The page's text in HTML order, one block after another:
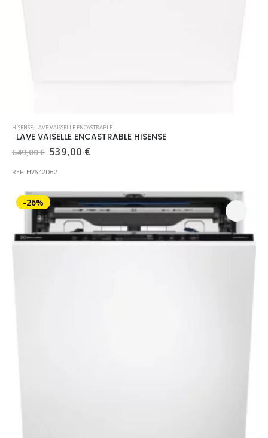
HISENSE, LAVE VAISSELLE ENCASTRABLE
LAVE VAISELLE ENCASTRABLE HISENSE
649,00€ Le
initial
649,00 €.
539,00 €Le
539,00 €.
REF: HV642D62
-26%